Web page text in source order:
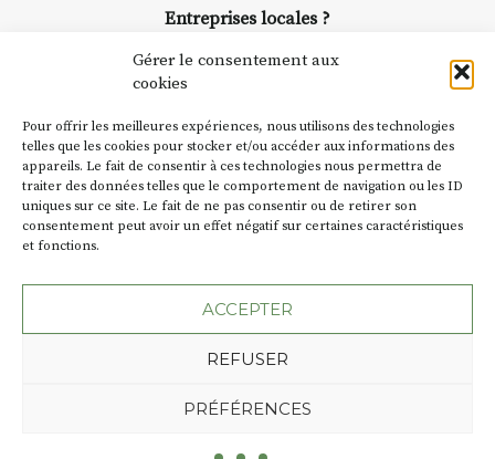
Gérer le consentement aux
cookies
Pour offrir les meilleures expériences, nous utilisons des technologies
telles que les cookies pour stocker et/ou accéder aux informations des
appareils. Le fait de consentir à ces technologies nous permettra de
traiter des données telles que le comportement de navigation ou les ID
uniques sur ce site. Le fait de ne pas consentir ou de retirer son
consentement peut avoir un effet négatif sur certaines caractéristiques
et fonctions.
ACCEPTER
REFUSER
PRÉFÉRENCES
caves, les granges d’Auzon. Le
Fumoir est l’un de ces espaces
d’autres activités culturelles de
la Petite Cité de Caractère. Par
exemple, l’installationCochon
Charbons’inscrit comme en
« off » du festival d’Auzon 2026
SA D’où vient le nom :Fumoir?
BT C’est le terme employé dans
les actes de propriété du lieu.
c’était un saloir et
Entreprises locales ?
Suivez toute l'actu de Strada
Politique de confidentialité